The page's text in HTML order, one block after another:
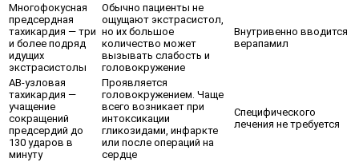
Многофокусная
предсердная
тахикардия — три
и более подряд
идущих
экстрасистолы
Обычно пациенты не
ощущают экстрасистол,
но их большое
количество может
вызывать слабость и
головокружение
Внутривенно вводится
верапамил
АВ-узловая
тахикардия —
учащение
сокращений
предсердий до
130 ударов в
минуту
Проявляется
головокружением. Чаще
всего возникает при
интоксикации
гликозидами, инфаркте
или после операций на
сердце
Специфического
лечения не требуется